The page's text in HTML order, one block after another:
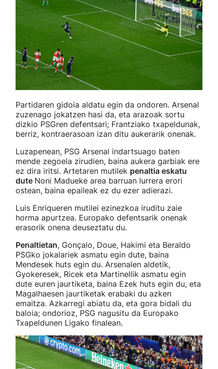
Partidaren gidoia aldatu egin da ondoren. Arsenal
zuzenago jokatzen hasi da, eta arazoak sortu
dizkio PSGren defentsari; Frantziako txapeldunak,
berriz, kontraerasoan izan ditu aukerarik onenak.
Luzapenean, PSG Arsenal indartsuago baten
mende zegoela zirudien, baina aukera garbiak ere
ez dira iritsi. Artetaren mutilek penaltia eskatu
dute Noni Madueke area barruan lurrera erori
ostean, baina epaileak ez du ezer adierazi.
Luis Enriqueren mutilei ezinezkoa iruditu zaie
horma apurtzea. Europako defentsarik onenak
erasorik onena deuseztatu du.
Penaltietan, Gonçalo, Doue, Hakimi eta Beraldo
PSGko jokalariek asmatu egin dute, baina
Mendesek huts egin du. Arsenalen aldetik,
Gyokeresek, Ricek eta Martinellik asmatu egin
dute euren jaurtiketa, baina Ezek huts egin du, eta
Magalhaesen jaurtiketak erabaki du azken
emaitza. Azkarregi abiatu da, eta gora bidali du
baloia; ondorioz, PSG nagusitu da Europako
Txapeldunen Ligako finalean.